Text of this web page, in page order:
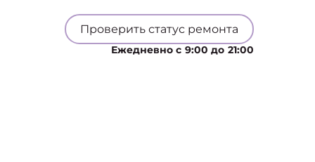
Проверить статус ремонта
Ежедневно с 9:00 до 21:00